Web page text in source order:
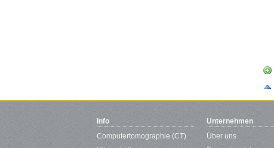
Info
Computertomographie (CT)
Unternehmen
Über uns